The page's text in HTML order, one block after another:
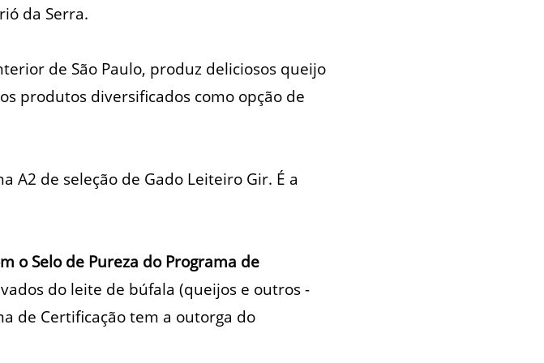
da Serra.
de São Paulo, produz deliciosos queijo
produtos diversificados como opção de
A2 de seleção de Gado Leiteiro Gir. É a
o Selo de Pureza do Programa de
do leite de búfala (queijos e outros -
de Certificação tem a outorga do